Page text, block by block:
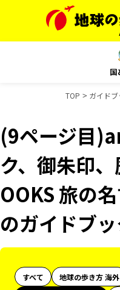
国
TOP ガイドブ
(9ページ目
ク、御朱印
OOKS 旅の
のガイドブ
すべて 地球の歩き方 海外